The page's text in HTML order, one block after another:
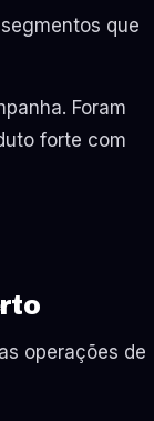
que
Foram
forte com
operações de